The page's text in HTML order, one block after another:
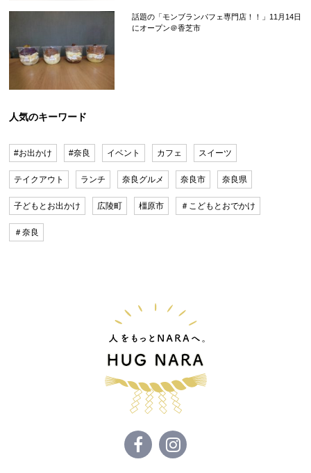
話題の「モンブランパフェ専門店！！」11月14日
にオープン＠香芝市
人気のキーワード
#お出かけ #奈良 イベント カフェ スイーツ
テイクアウト ランチ 奈良グルメ 奈良市 奈良県
子どもとお出かけ 広陵町 橿原市 ＃こどもとおでかけ
＃奈良